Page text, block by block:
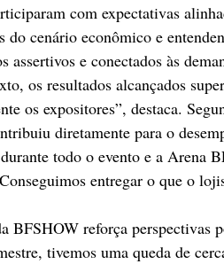
com expectativas
do cenário econômico e
assertivos e conectados às
os resultados alcançados
os expositores”, destaca.
diretamente para o
todo o evento e a Arena
entregar o que o
BFSHOW reforça perspectivas
tivemos uma queda de